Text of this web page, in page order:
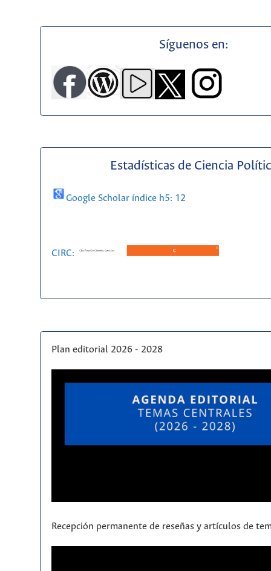
Síguenos en:
Estadísticas de Ciencia
Google Scholar índice h5: 12
CIRC:
Plan editorial 2026 - 2028
Recepción permanente de reseñas y artículos de